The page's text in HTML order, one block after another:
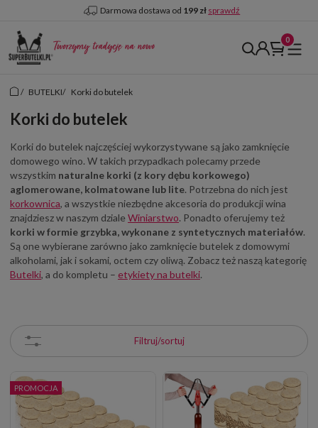
Darmowa dostawa od 199 zł sprawdź
/ BUTELKI/ Korki do butelek
Korki do butelek
Korki do butelek najczęściej wykorzystywane są jako zamknięcie
domowego wino. W takich przypadkach polecamy przede
wszystkim naturalne korki (z kory dębu korkowego)
aglomerowane, kolmatowane lub lite. Potrzebna do nich jest
korkownica, a wszystkie niezbędne akcesoria do produkcji wina
znajdziesz w naszym dziale Winiarstwo. Ponadto oferujemy też
korki w formie grzybka, wykonane z syntetycznych materiałów.
Są one wybierane zarówno jako zamknięcie butelek z domowymi
alkoholami, jak i sokami, octem czy oliwą. Zobacz też naszą kategorię
Butelki, a do kompletu – etykiety na butelki.
Filtruj/sortuj
PROMOCJA